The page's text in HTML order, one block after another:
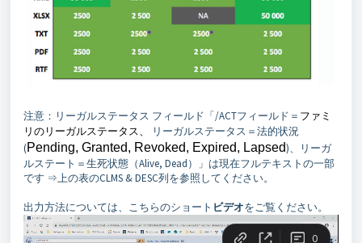
注意：リーガルステータス フィールド「/ACTフィールド＝ ファミ
リのリーガルステータス、
リーガルステータス＝法的状況
(Pending, Granted, Revoked, Expired, Lapsed)、リーガ
ルステート＝生死状態（Alive, Dead）」は現在フルテキストの一部
です ⇒上の表のCLMS & DESC列を参照してください。
出力方法については、こちらのショート ビデオをご覧ください。